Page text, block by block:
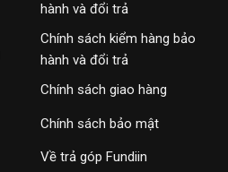
hành và đổi trả
Chính sách kiểm hàng bảo
hành và đổi trả
Chính sách giao hàng
Chính sách bảo mật
Về trả góp Fundiin